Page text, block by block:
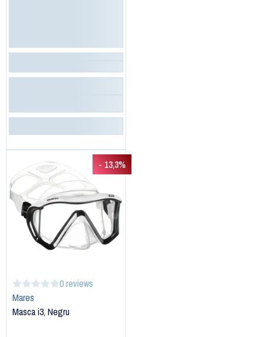
- 13,3%
0 reviews
Mares
Masca i3, Negru